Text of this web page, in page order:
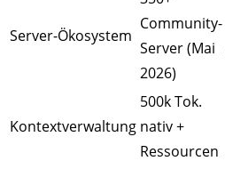
Server-Ökosystem
Community-
Server (Mai
2026)
Kontextverwaltung
500k Tok.
nativ +
Ressourcen